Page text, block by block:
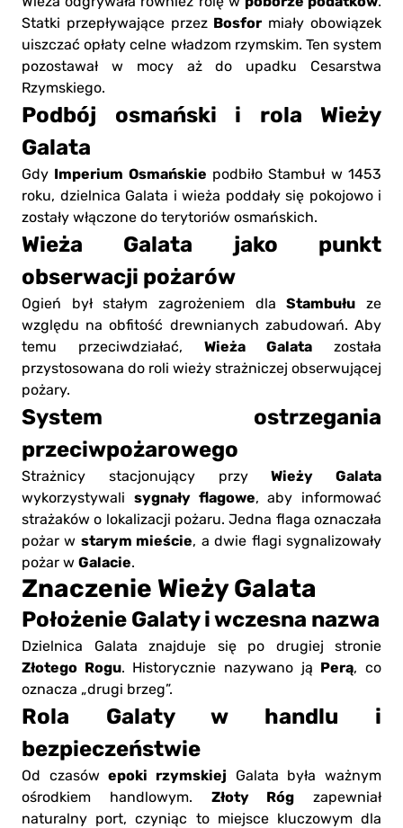
Statki przepływające przez Bosfor miały obowiązek
uiszczać opłaty celne władzom rzymskim. Ten system
pozostawał w mocy aż do upadku Cesarstwa
Rzymskiego.
Podbój osmański i rola Wieży
Galata
Gdy Imperium Osmańskie podbiło Stambuł w 1453
roku, dzielnica Galata i wieża poddały się pokojowo i
zostały włączone do terytoriów osmańskich.
Wieża Galata jako punkt
obserwacji pożarów
Ogień był stałym zagrożeniem dlaStambułu ze
względu na obfitość drewnianych zabudowań. Aby
temu przeciwdziałać, Wieża Galata została
przystosowana do roli wieży strażniczej obserwującej
pożary.
System ostrzegania
przeciwpożarowego
Strażnicy stacjonujący przyWieży Galata
wykorzystywali sygnały flagowe, aby informować
strażaków o lokalizacji pożaru. Jedna flaga oznaczała
pożar w starym mieście, a dwie flagi sygnalizowały
pożar w Galacie.
Znaczenie Wieży Galata
Położenie Galaty i wczesna nazwa
Dzielnica Galata znajduje się po drugiej stronie
Złotego Rogu. Historycznie nazywano ją Perą, co
oznacza „drugi brzeg”.
Rola Galaty w handlu i
bezpieczeństwie
Od czasówepoki rzymskiej Galata była ważnym
ośrodkiem handlowym. Złoty Róg zapewniał
naturalny port, czyniąc to miejsce kluczowym dla